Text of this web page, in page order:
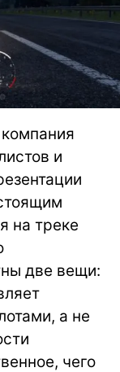
и
на треке
две вещи:
а не
чего